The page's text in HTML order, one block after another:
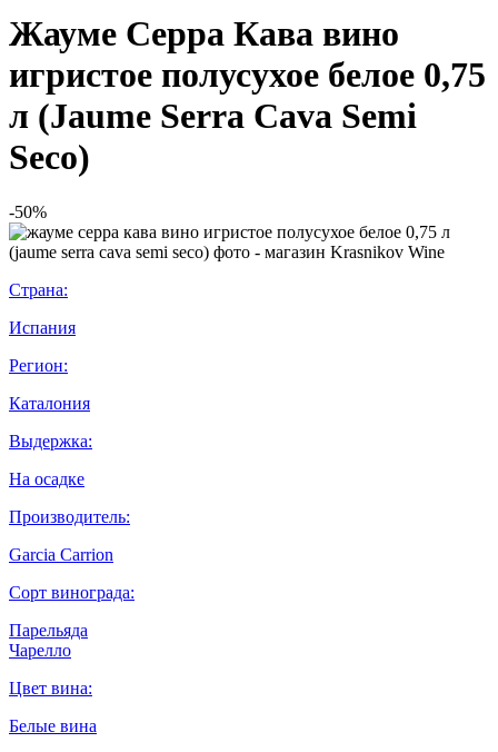
Жауме Серра Кава вино
игристое полусухое белое 0,75
л (Jaume Serra Cava Semi
Seco)
-50%
Страна:
Испания
Регион:
Каталония
Выдержка:
На осадке
Производитель:
Garcia Carrion
Сорт винограда:
Парельяда
Чарелло
Цвет вина:
Белые вина